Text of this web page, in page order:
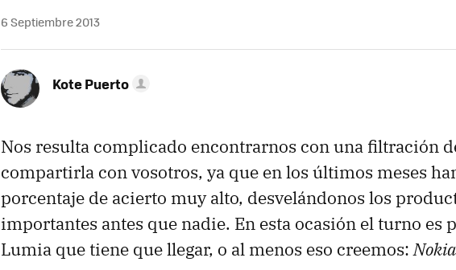
6 Septiembre 2013
Kote Puerto
Nos resulta complicado encontrarnos con una filtración
compartirla con vosotros, ya que en los últimos meses
porcentaje de acierto muy alto, desvelándonos los
importantes antes que nadie. En esta ocasión el turno es
Lumia que tiene que llegar, o al menos eso creemos: